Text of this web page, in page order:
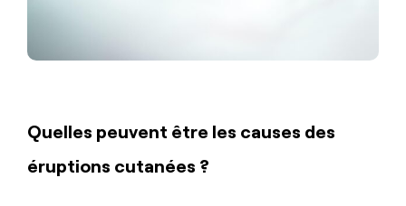
Quelles peuvent être les causes des
éruptions cutanées ?